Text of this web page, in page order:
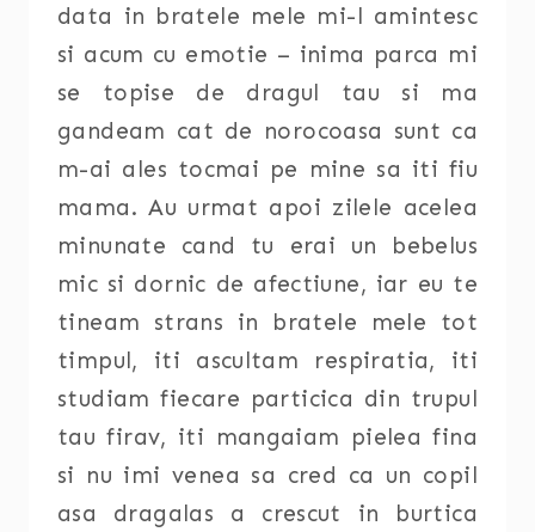
data in bratele mele mi-l amintesc
si acum cu emotie – inima parca mi
se topise de dragul tau si ma
gandeam cat de norocoasa sunt ca
m-ai ales tocmai pe mine sa iti fiu
mama. Au urmat apoi zilele acelea
minunate cand tu erai un bebelus
mic si dornic de afectiune, iar eu te
tineam strans in bratele mele tot
timpul, iti ascultam respiratia, iti
studiam fiecare particica din trupul
tau firav, iti mangaiam pielea fina
si nu imi venea sa cred ca un copil
asa dragalas a crescut in burtica